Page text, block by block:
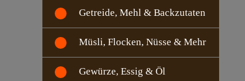
Getreide, Mehl & Backzutaten
Müsli, Flocken, Nüsse & Mehr
Gewürze, Essig & Öl